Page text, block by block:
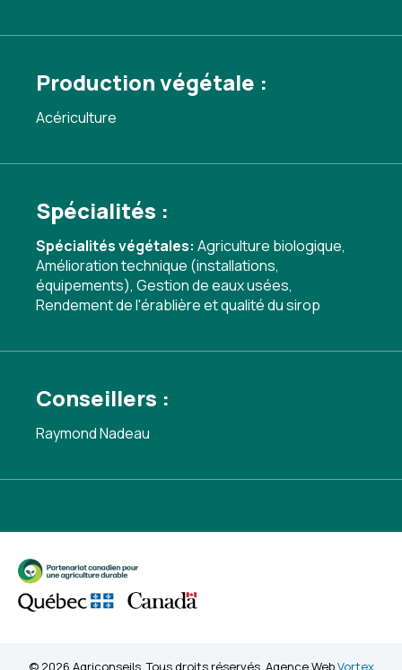
Production végétale :
Acériculture
Spécialités :
Spécialités végétales: Agriculture biologique,
Amélioration technique (installations,
équipements), Gestion de eaux usées,
Rendement de l'érablière et qualité du sirop
Conseillers :
Raymond Nadeau
© 2026 Agriconseils. Tous droits réservés. Agence WebVortex